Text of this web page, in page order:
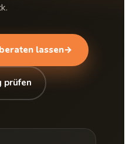
lassen→
prüfen